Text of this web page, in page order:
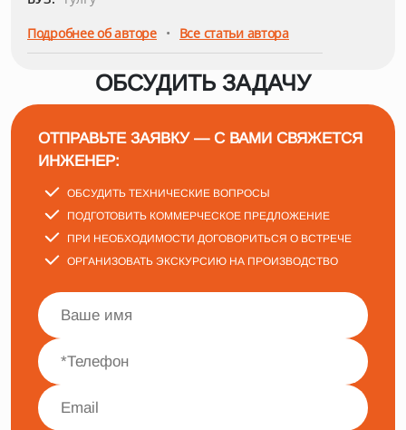
Подробнее об авторе • Все статьи автора
ОБСУДИТЬ ЗАДАЧУ
ОТПРАВЬТЕ ЗАЯВКУ — С ВАМИ СВЯЖЕТСЯ
ИНЖЕНЕР:
ОБСУДИТЬ ТЕХНИЧЕСКИЕ ВОПРОСЫ
ПОДГОТОВИТЬ КОММЕРЧЕСКОЕ ПРЕДЛОЖЕНИЕ
ПРИ НЕОБХОДИМОСТИ ДОГОВОРИТЬСЯ О ВСТРЕЧЕ
ОРГАНИЗОВАТЬ ЭКСКУРСИЮ НА ПРОИЗВОДСТВО